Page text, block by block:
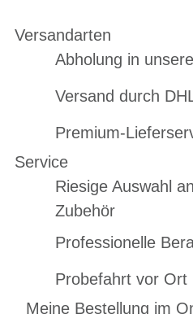
Versandarten
Abholung in
Versand durch
Premium-
Service
Riesige Auswahl
Zubehör
Professionelle
Probefahrt vor Ort
Meine Bestellung im